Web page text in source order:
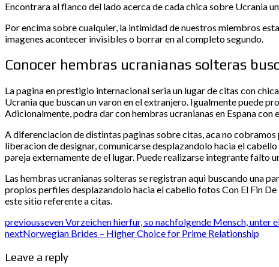
Encontrara al flanco del lado acerca de cada chica sobre Ucrania
Por encima sobre cualquier, la intimidad de nuestros miembros
imagenes acontecer invisibles o borrar en al completo segundo.
Conocer hembras ucranianas solteras
La pagina en prestigio internacional seria un lugar de citas con
Ucrania que buscan un varon en el extranjero. Igualmente puede
Adicionalmente, podra dar con hembras ucranianas en Espana con
A diferenciacion de distintas paginas sobre citas, aca no
liberacion de designar, comunicarse desplazandolo hacia el
pareja externamente de el lugar. Puede realizarse integrante falto
Las hembras ucranianas solteras se registran aqui buscando una
propios perfiles desplazandolo hacia el cabello fotos Con El Fin
este sitio referente a citas.
previousseven Vorzeichen hierfur, so nachfolgende Mensch, unter
nextNorwegian Brides – Higher Choice for Prime Relationship
Leave a reply